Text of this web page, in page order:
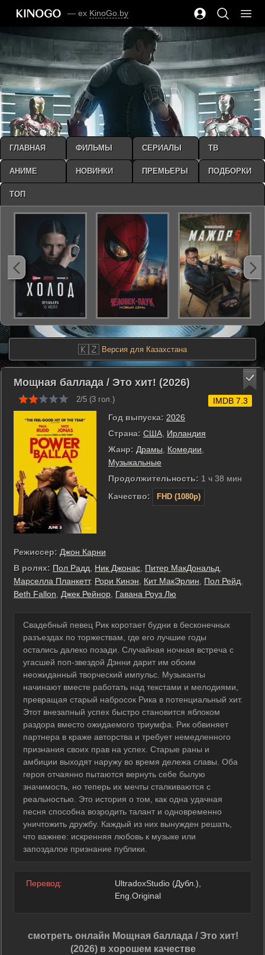
— ex KinoGo.by
🇰🇿 Версия для Казахстана
Мощная баллада / Это хит! (2026)
2/5 (3 гол.)
Год выпуска: 2026
Страна: США Ирландия
Жанр: Драмы Комедии
Музыкальные
Продолжительность: 1 ч 38 мин
Качество:
FHD (1080p)
IMDB 7.3
Режиссер: Джон Карни
В ролях: Пол Радд Ник Джонас Питер МакДональд
Марселла Планкетт, Рори Кинэн Кит МакЭрлин Пол Рейд
Beth Fallon
Джек Рейнор Гавана Роуз Лю
Свадебный певец Рик коротает будни в бесконечных
разъездах по торжествам, где его лучшие годы
остались далеко позади. Случайная ночная встреча с
угасшей поп-звездой Дэнни дарит им обоим
неожиданный творческий импульс. Музыканты
начинают вместе работать над текстами и мелодиями,
превращая старый набросок Рика в потенциальный хит.
Этот внезапный успех быстро становится яблоком
раздора вместо ожидаемого триумфа. Рик обвиняет
партнера в краже авторства и требует немедленного
признания своих прав на успех. Старые раны и
амбиции выходят наружу во время дележа славы. Оба
героя отчаянно пытаются вернуть себе былую
значимость, но теперь их мечты сталкиваются с
реальностью. Это история о том, как одна удачная
песня способна возродить талант и одновременно
уничтожить дружбу. Каждый из них вынужден решать,
что важнее: искренняя любовь к музыке или
запоздалое признание публики.
Перевод:
UltradoxStudio (Дубл.),
Eng.Original
смотреть онлайн Мощная баллада / Это хит!
(2026) в хорошем качестве
ГЛАВНАЯ ФИЛЬМЫ СЕРИАЛЫ ТВ
АНИМЕ НОВИНКИ ПРЕМЬЕРЫ ПОДБОРКИ
ТОП